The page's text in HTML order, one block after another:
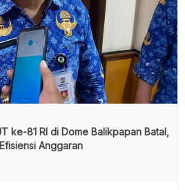
ke-81 RI di Dome Balikpapan Batal,
Anggaran